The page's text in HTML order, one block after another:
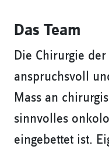
Das Team
Die Chirurgie
anspruchsvoll
Mass an
sinnvolles
eingebettet ist.